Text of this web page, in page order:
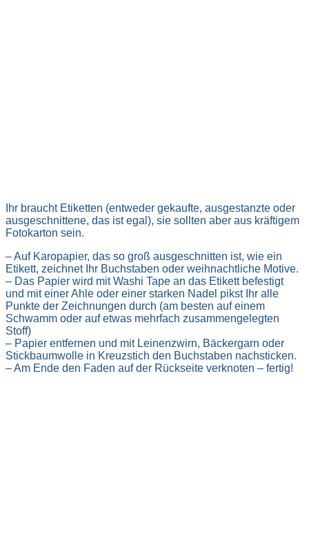
Ihr braucht Etiketten (entweder gekaufte, ausgestanzte oder
ausgeschnittene, das ist egal), sie sollten aber aus kräftigem
Fotokarton sein.
– Auf Karopapier, das so groß ausgeschnitten ist, wie ein
Etikett, zeichnet Ihr Buchstaben oder weihnachtliche Motive.
– Das Papier wird mit Washi Tape an das Etikett befestigt
und mit einer Ahle oder einer starken Nadel pikst Ihr alle
Punkte der Zeichnungen durch (am besten auf einem
Schwamm oder auf etwas mehrfach zusammengelegten
Stoff)
– Papier entfernen und mit Leinenzwirn, Bäckergarn oder
Stickbaumwolle in Kreuzstich den Buchstaben nachsticken.
– Am Ende den Faden auf der Rückseite verknoten – fertig!